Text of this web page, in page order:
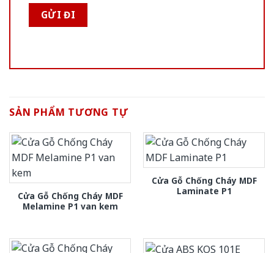
SẢN PHẨM TƯƠNG TỰ
Cửa Gỗ Chống Cháy MDF
Melamine P1 van kem
Cửa Gỗ Chống Cháy MDF
Laminate P1